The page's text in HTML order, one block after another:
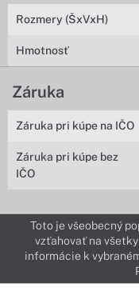
Rozmery (ŠxVxH)
Hmotnosť
Záruka
Záruka pri kúpe na IČO
Záruka pri kúpe bez
IČO
Toto je všeobecný
vzťahovať na
informácie k